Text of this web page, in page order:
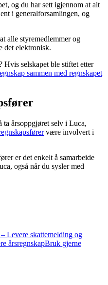
og du har sett igjennom at alt
i generalforsamlingen, og
alle styremedlemmer og
det elektronisk.
Hvis selskapet ble stiftet etter
sammen med regnskapet
ta årsoppgjøret selv i Luca,
være involvert i
er det enkelt å samarbeide
også når du sysler med
– Levere skattemelding og
årsregnskapBruk gjerne